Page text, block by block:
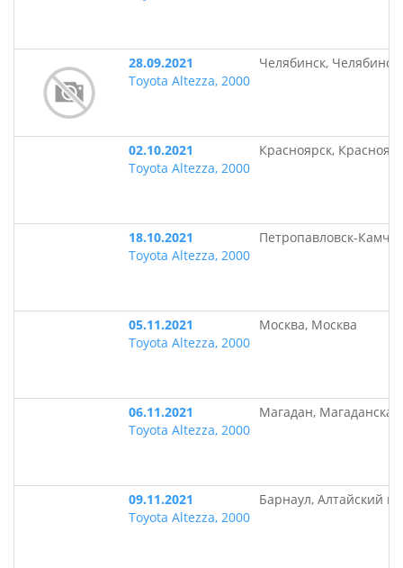
28.09.2021
Toyota Altezza, 2000
Челябинск,
02.10.2021
Toyota Altezza, 2000
Красноярск,
18.10.2021
Toyota Altezza, 2000
Петропавловск-
05.11.2021
Toyota Altezza, 2000
Москва, Москва
06.11.2021
Toyota Altezza, 2000
Магадан, Магаданская
09.11.2021
Toyota Altezza, 2000
Барнаул, Алтайский